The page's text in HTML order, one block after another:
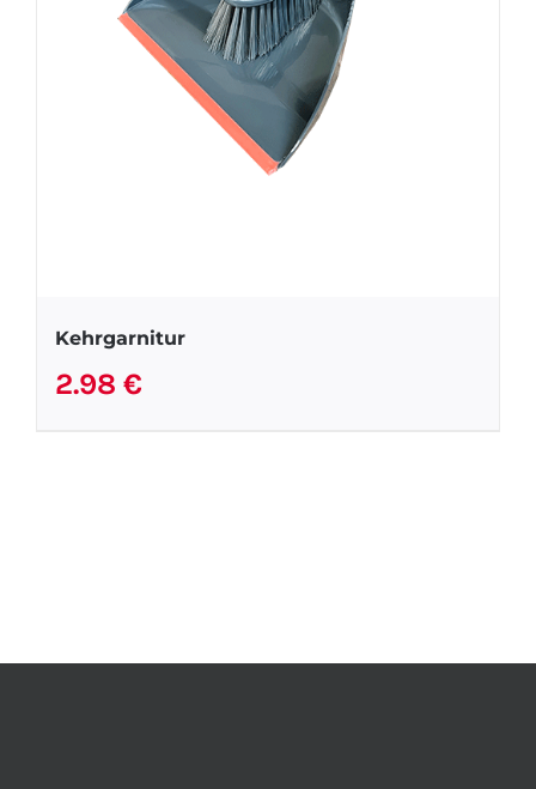
Kehrgarnitur
2.98 €